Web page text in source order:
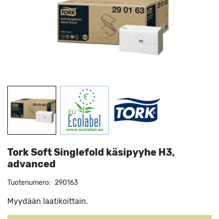
Tork Soft Singlefold käsipyyhe H3,
advanced
Tuotenumero: 290163
Myydään laatikoittain.